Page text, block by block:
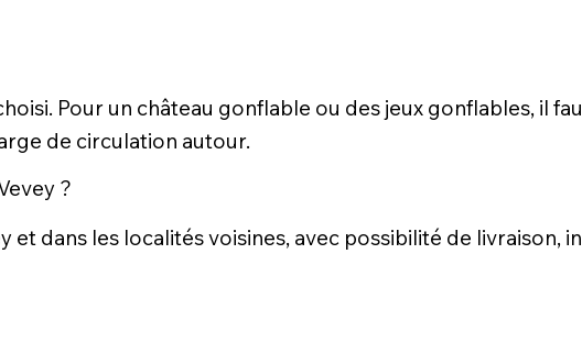
Pour un château gonflable ou des jeux gonflables, il
de circulation autour.
?
et dans les localités voisines, avec possibilité de livraison,